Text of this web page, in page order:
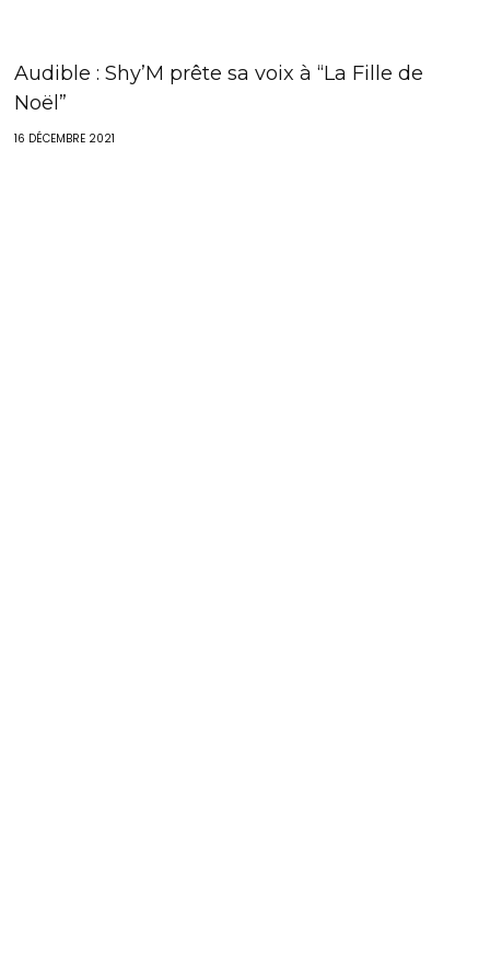
Audible : Shy’M prête sa voix à “La Fille de
Noël”
16 DÉCEMBRE 2021